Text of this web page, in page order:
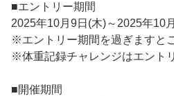
■エントリー期間
2025年10月9日(木)～2025年10
※エントリー期間を過ぎますと
※体重記録チャレンジはエント
■開催期間